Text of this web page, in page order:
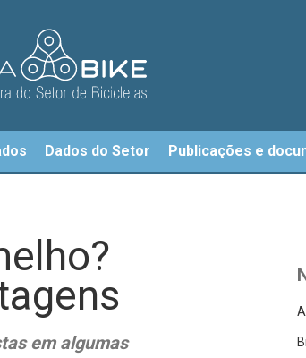
Dados do Setor Publicações e
em algumas